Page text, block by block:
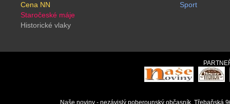
Cena NN
Staročeské máje
Historické vlaky
Sport
Naše noviny - nezávislý poberounský občasník, Třebaňská